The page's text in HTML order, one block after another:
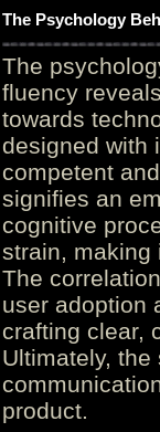
The Psychology
The
fluency
towards
designed with
competent
signifies an
cognitive
strain, making
The
user adoption
crafting clear,
Ultimately,
product.